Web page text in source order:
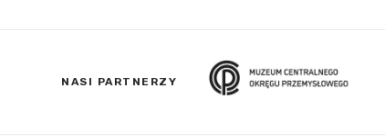
NASI PARTNERZY